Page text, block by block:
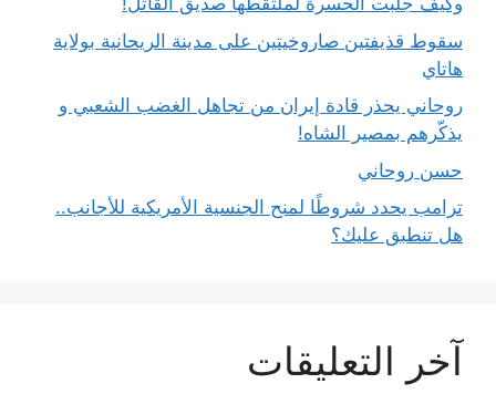
سقوط قذيفتين صاروخيتين على مدينة الريحانية بولاية
هاتاي
روحاني يحذر قادة إيران من تجاهل الغضب الشعبي و
يذكّرهم بمصير الشاه!
حسن روحاني
ترامب يحدد شروطًا لمنح الجنسية الأمريكية للأجانب..
هل تنطبق عليك؟
آخر التعليقات